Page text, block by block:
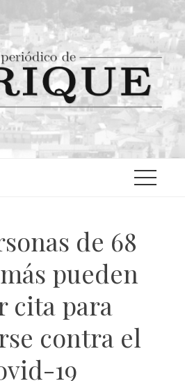
de 68
pueden
cita para
contra el
19